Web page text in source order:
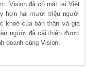
Vision đã có mặt tại Việt
hơn hai mươi triệu người
khoẻ của bản thân và gia
người đã cải thiện được
doanh cùng Vision.